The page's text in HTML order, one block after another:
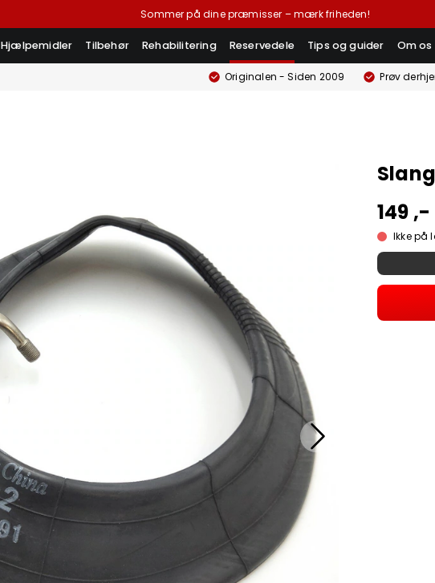
Sommer på dine præmisser – mærk friheden!
Hjælpemidler Tilbehør Rehabilitering Reservedele Tips og guider Om os
Originalen - Siden 2009 Prøv
149 ,-
Ikke på